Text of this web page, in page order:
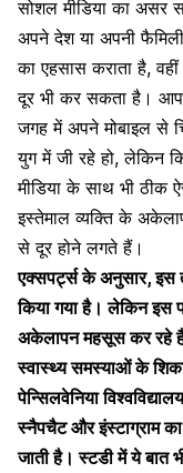
सोशल मीडिया का असर
अपने देश या अपनी
का एहसास कराता है,
दूर भी कर सकता है।
जगह में अपने मोबाइल से
युग में जी रहे हो, लेकिन
मीडिया के साथ भी ठीक
इस्तेमाल व्यक्ति के
से दूर होने लगते हैं।
एक्सपर्ट्स के अनुसार, इस
किया गया है। लेकिन इस
अकेलापन महसूस कर रहे
स्वास्थ्य समस्याओं के
पेन्सिलवेनिया
स्नैपचैट और इंस्टाग्राम
जाती है। स्टडी में ये बात